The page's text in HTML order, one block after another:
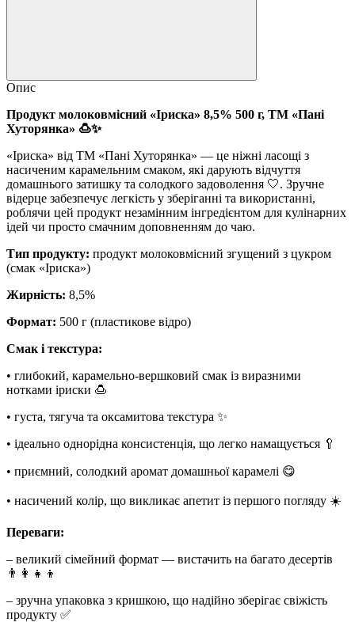
Опис
Продукт молоковмісний «Іриска» 8,5% 500 г, ТМ «Пані
Хуторянка» 🍮✨
«Іриска» від ТМ «Пані Хуторянка» — це ніжні ласощі з
насиченим карамельним смаком, які дарують відчуття
домашнього затишку та солодкого задоволення 🤍. Зручне
відерце забезпечує легкість у зберіганні та використанні,
роблячи цей продукт незамінним інгредієнтом для кулінарних
ідей чи просто смачним доповненням до чаю.
Тип продукту: продукт молоковмісний згущений з цукром
(смак «Іриска»)
Жирність: 8,5%
Формат: 500 г (пластикове відро)
Смак і текстура:
• глибокий, карамельно-вершковий смак із виразними
нотками іриски 🍮
• густа, тягуча та оксамитова текстура ✨
• ідеально однорідна консистенція, що легко намащується 🥄
• приємний, солодкий аромат домашньої карамелі 😋
• насичений колір, що викликає апетит із першого погляду ☀️
Переваги:
– великий сімейний формат — вистачить на багато десертів
👨‍👩‍👧‍👦
– зручна упаковка з кришкою, що надійно зберігає свіжість
продукту ✅